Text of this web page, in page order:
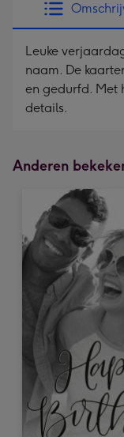
Leuke
naam. De
en gedurfd. Met
details.
Anderen